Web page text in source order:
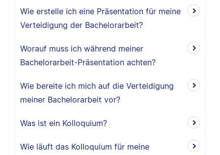
Wie erstelle ich eine Präsentation für meine
Verteidigung der Bachelorarbeit?
Worauf muss ich während meiner
Bachelorarbeit-Präsentation achten?
Wie bereite ich mich auf die Verteidigung
meiner Bachelorarbeit vor?
Was ist ein Kolloquium?
Wie läuft das Kolloquium für meine